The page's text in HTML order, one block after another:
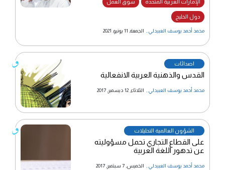
الإمارات العربية المتحدة سوق العمل
دول الخليج
محمد أحمد يوسف العبيدلي الجمعة, 11 يونيو, 2021
اصدائات
القدس والذهنية العربية الانفعالية
محمد أحمد يوسف العبيدلي الثلاثاء, 12 ديسمبر, 2017
الشؤون العالمية التحليلات
على القطاع التجاري تحمل مسؤوليته
عن تدهور اللغة العربية
محمد أحمد يوسف العبيدلي الخميس, 7 سبتمبر, 2017